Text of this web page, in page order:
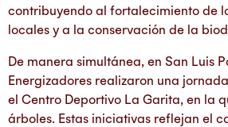
contribuyendo al fortalecimiento de
locales y a la conservación de la
De manera simultánea, en San Luis
Energizadores realizaron una
el Centro Deportivo La Garita, en la
árboles. Estas iniciativas reflejan el